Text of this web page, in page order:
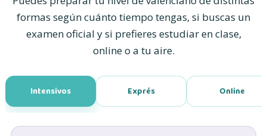
formas según cuánto tiempo tengas, si buscas un
examen oficial y si prefieres estudiar en clase,
online o a tu aire.
Intensivos Exprés Online